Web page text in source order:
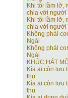
Khi tôi lầm lỡ,
chia với người
Khi tôi lầm lỡ,
chia với người
Không phải
Ngài
Không phải
Ngài
KHÚC HÁT
Kìa ai còn lưu
thu
Kìa ai còn lưu
thu